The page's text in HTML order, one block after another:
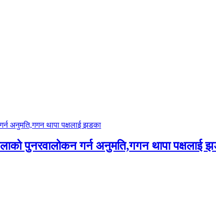
पुनरवालोकन गर्न अनुमति,गगन थापा पक्षलाई